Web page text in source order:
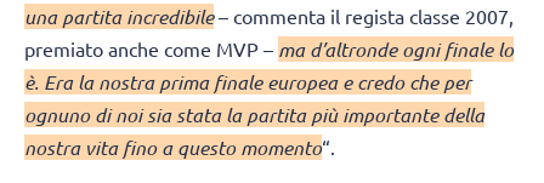
una partita incredibile– commenta il regista classe 2007,
premiato anche come MVP – ma d’altronde ogni finale lo
è. Era la nostra prima finale europea e credo che per
ognuno di noi sia stata la partita più importante della
nostra vita fino a questo momento“.